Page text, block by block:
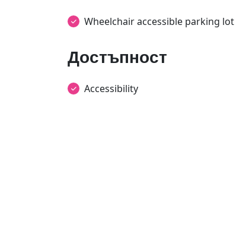
Wheelchair accessible parking lot
Достъпност
Accessibility